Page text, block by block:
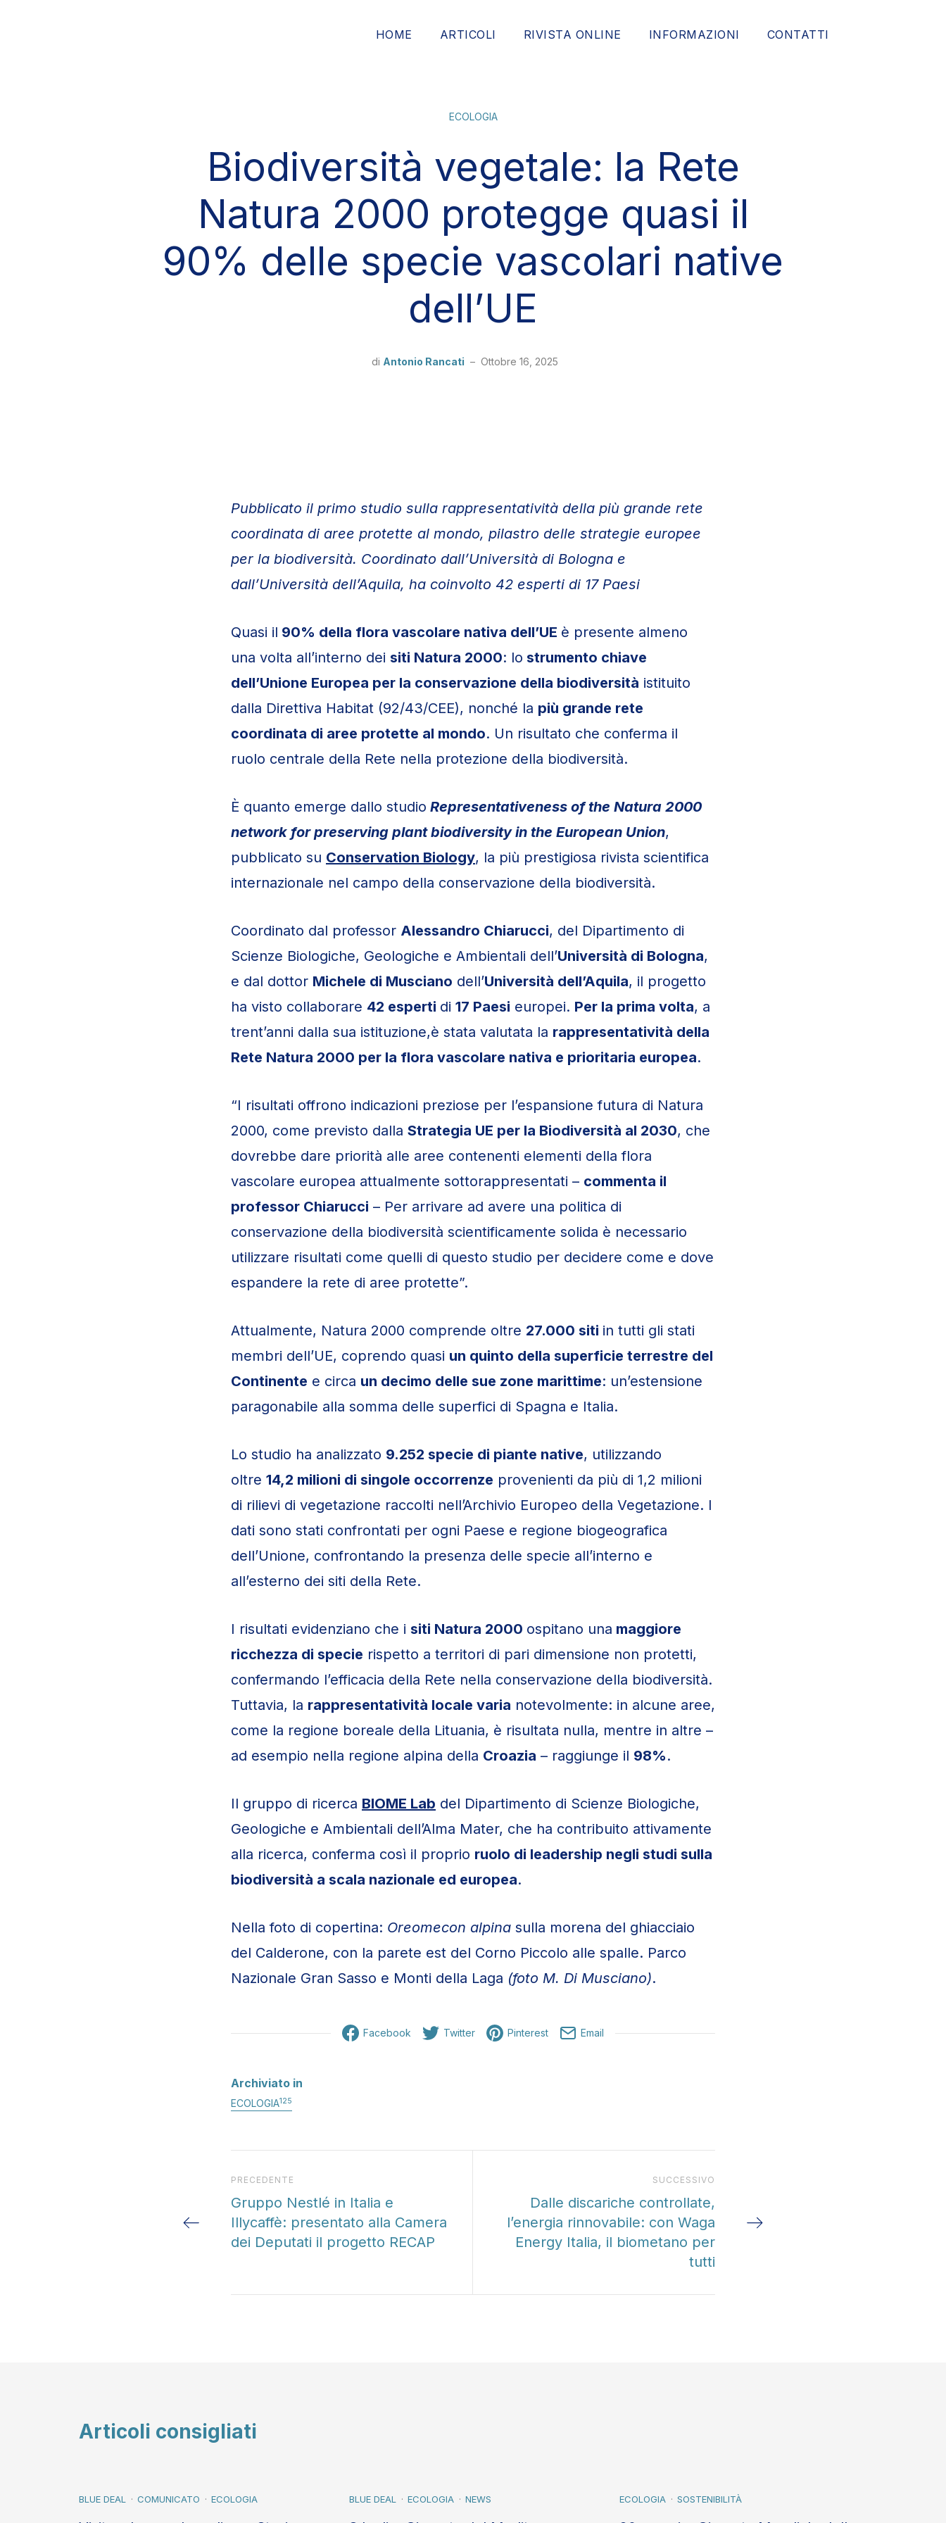
HOME
ARTICOLI RIVISTA ONLINE INFORMAZIONI CONTATTI
ECOLOGIA
Biodiversità vegetale: la Rete
Natura 2000 protegge quasi il
90% delle specie vascolari native
dell’UE
di Antonio Rancati – Ottobre 16, 2025
Pubblicato il primo studio sulla rappresentatività della più grande rete
coordinata di aree protette al mondo, pilastro delle strategie europee
per la biodiversità. Coordinato dall’Università di Bologna e
dall’Università dell’Aquila, ha coinvolto 42 esperti di 17 Paesi
Quasi il 90% della flora vascolare nativa dell’UE è presente almeno
una volta all’interno dei siti Natura 2000: lo strumento chiave
dell’Unione Europea per la conservazione della biodiversità istituito
dalla Direttiva Habitat (92/43/CEE), nonché la più grande rete
coordinata di aree protette al mondo. Un risultato che conferma il
ruolo centrale della Rete nella protezione della biodiversità.
È quanto emerge dallo studio Representativeness of the Natura 2000
network for preserving plant biodiversity in the European Union,
pubblicato su Conservation Biology, la più prestigiosa rivista scientifica
internazionale nel campo della conservazione della biodiversità.
Coordinato dal professor Alessandro Chiarucci, del Dipartimento di
Scienze Biologiche, Geologiche e Ambientali dell’Università di Bologna,
e dal dottor Michele di Musciano dell’Università dell’Aquila, il progetto
ha visto collaborare 42 esperti di 17 Paesi europei. Per la prima volta, a
trent’anni dalla sua istituzione,è stata valutata la rappresentatività della
Rete Natura 2000 per la flora vascolare nativa e prioritaria europea.
“I risultati offrono indicazioni preziose per l’espansione futura di Natura
2000, come previsto dalla Strategia UE per la Biodiversità al 2030, che
dovrebbe dare priorità alle aree contenenti elementi della flora
vascolare europea attualmente sottorappresentati – commenta il
professor Chiarucci – Per arrivare ad avere una politica di
conservazione della biodiversità scientificamente solida è necessario
utilizzare risultati come quelli di questo studio per decidere come e dove
espandere la rete di aree protette”.
Attualmente, Natura 2000 comprende oltre 27.000 siti in tutti gli stati
membri dell’UE, coprendo quasi un quinto della superficie terrestre del
Continente e circa un decimo delle sue zone marittime: un’estensione
paragonabile alla somma delle superfici di Spagna e Italia.
Lo studio ha analizzato 9.252 specie di piante native, utilizzando
oltre 14,2 milioni di singole occorrenze provenienti da più di 1,2 milioni
di rilievi di vegetazione raccolti nell’Archivio Europeo della Vegetazione. I
dati sono stati confrontati per ogni Paese e regione biogeografica
dell’Unione, confrontando la presenza delle specie all’interno e
all’esterno dei siti della Rete.
I risultati evidenziano che i siti Natura 2000 ospitano una maggiore
ricchezza di specie rispetto a territori di pari dimensione non protetti,
confermando l’efficacia della Rete nella conservazione della biodiversità.
Tuttavia, la rappresentatività locale varia notevolmente: in alcune aree,
come la regione boreale della Lituania, è risultata nulla, mentre in altre –
ad esempio nella regione alpina della Croazia – raggiunge il 98%.
Il gruppo di ricerca BIOME Lab del Dipartimento di Scienze Biologiche,
Geologiche e Ambientali dell’Alma Mater, che ha contribuito attivamente
alla ricerca, conferma così il proprio ruolo di leadership negli studi sulla
biodiversità a scala nazionale ed europea.
Nella foto di copertina: Oreomecon alpina sulla morena del ghiacciaio
del Calderone, con la parete est del Corno Piccolo alle spalle. Parco
Nazionale Gran Sasso e Monti della Laga (foto M. Di Musciano).
Facebook Twitter Pinterest Email
Archiviato in
ECOLOGIA125
Articolo precedente
PRECEDENTE
Gruppo Nestlé in Italia e
Illycaffè: presentato alla Camera
dei Deputati il progetto RECAP
SUCCESSIVO
Dalle discariche controllate,
l’energia rinnovabile: con Waga
Energy Italia, il biometano per
tutti
Articoli consigliati
BLUE DEAL COMUNICATO ECOLOGIA BLUE DEAL ECOLOGIA NEWS ECOLOGIA SOSTENIBILITÀ